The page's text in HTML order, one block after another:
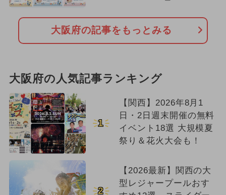
大阪府の記事をもっとみる
大阪府の人気記事ランキング
1
【関西】2026年8月1
日・2日週末開催の無料
イベント18選 大規模夏
祭り＆花火大会も！
2
【2026最新】関西の大
型レジャープールおす